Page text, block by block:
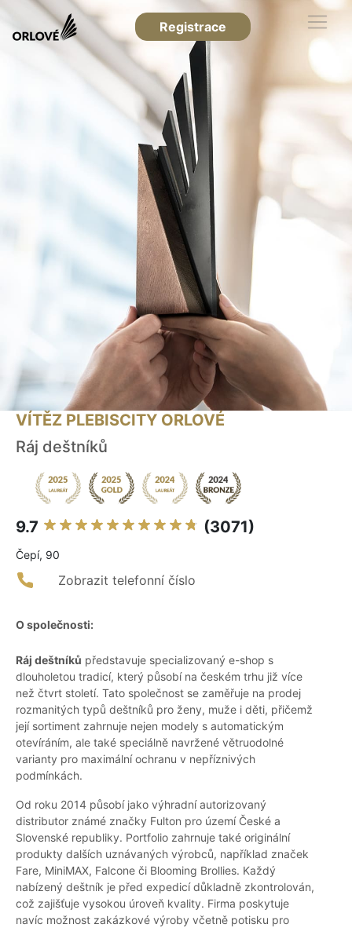
Registrace
VÍTĚZ PLEBISCITY ORLOVÉ
Ráj deštníků
9.7 (3071)
Čepí, 90
Zobrazit telefonní číslo
O společnosti:
Ráj deštníků představuje specializovaný e-shop s
dlouholetou tradicí, který působí na českém trhu již více
než čtvrt století. Tato společnost se zaměřuje na prodej
rozmanitých typů deštníků pro ženy, muže i děti, přičemž
její sortiment zahrnuje nejen modely s automatickým
otevíráním, ale také speciálně navržené větruodolné
varianty pro maximální ochranu v nepříznivých
podmínkách.
Od roku 2014 působí jako výhradní autorizovaný
distributor známé značky Fulton pro území České a
Slovenské republiky. Portfolio zahrnuje také originální
produkty dalších uznávaných výrobců, například značek
Fare, MiniMAX, Falcone či Blooming Brollies. Každý
nabízený deštník je před expedicí důkladně zkontrolován,
což zajišťuje vysokou úroveň kvality. Firma poskytuje
navíc možnost zakázkové výroby včetně potisku pro